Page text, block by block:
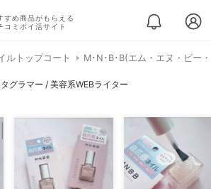
すめ商品がもらえる
コミポイ活サイト
ルトップコート M･N･B･B(エム・エヌ・ビー
グラマー / 美容系WEBライター